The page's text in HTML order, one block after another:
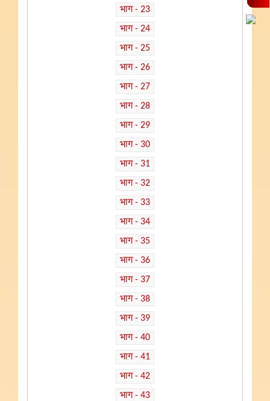
भाग - 23
भाग - 24
भाग - 25
भाग - 26
भाग - 27
भाग - 28
भाग - 29
भाग - 30
भाग - 31
भाग - 32
भाग - 33
भाग - 34
भाग - 35
भाग - 36
भाग - 37
भाग - 38
भाग - 39
भाग - 40
भाग - 41
भाग - 42
भाग - 43